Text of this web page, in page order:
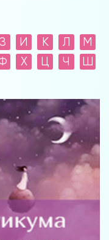
З И К Л
М
Х Ц Ч
Ш